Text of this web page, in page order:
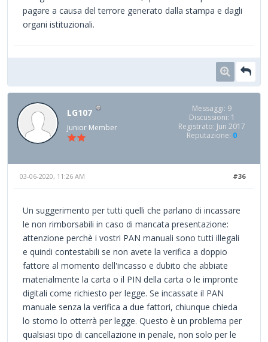
pagare a causa del terrore generato dalla stampa e dagli
organi istituzionali.
LG107
Junior Member
Messaggi: 9
Discussioni: 1
Registrato: Jun 2017
Reputazione: 0
#36
03-06-2020, 11:26 AM
Un suggerimento per tutti quelli che parlano di incassare
le non rimborsabili in caso di mancata presentazione:
attenzione perchè i vostri PAN manuali sono tutti illegali
e quindi contestabili se non avete la verifica a doppio
fattore al momento dell'incasso e dubito che abbiate
materialmente la carta o il PIN della carta o le impronte
digitali come richiesto per legge. Se incassate il PAN
manuale senza la verifica a due fattori, chiunque chieda
lo storno lo otterrà per legge. Questo è un problema per
qualsiasi tipo di cancellazione in penale, non solo per le